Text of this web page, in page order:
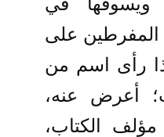
المفرطين على
رأى اسم من
أعرض عنه،
الكتاب،